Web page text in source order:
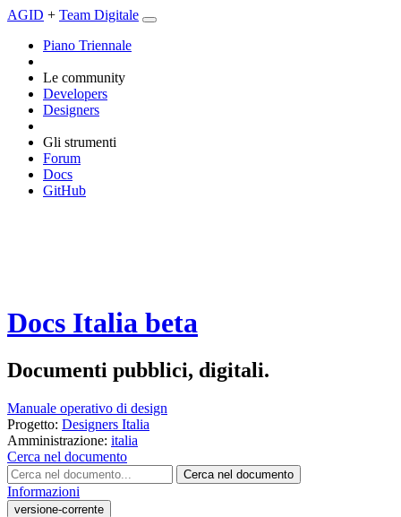
AGID + Team Digitale
Piano Triennale
Le community
Developers
Designers
Gli strumenti
Forum
Docs
GitHub
Docs Italia beta
Documenti pubblici, digitali.
Manuale operativo di design
Progetto: Designers Italia
Amministrazione: italia
Cerca nel documento
Cerca nel documento
Informazioni
versione-corrente